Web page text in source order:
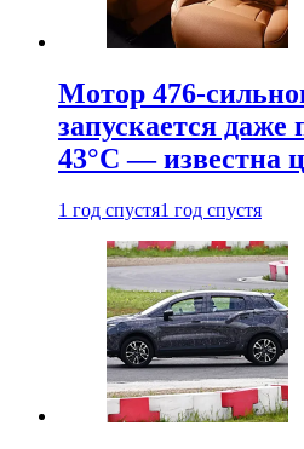
Мотор 476-
запускается даже
43°С — известна
1 год спустя1 год спустя